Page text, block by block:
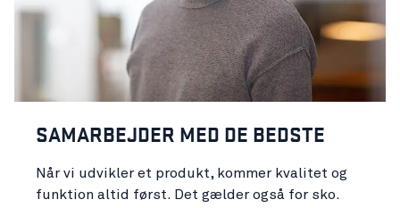
SAMARBEJDER MED DE BEDSTE
Når vi udvikler et produkt, kommer kvalitet og
funktion altid først. Det gælder også for sko.